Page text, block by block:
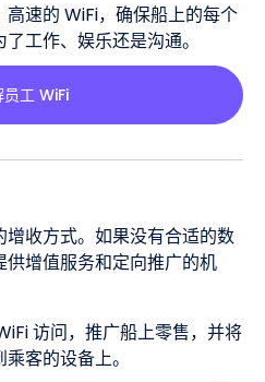
速的 WiFi，确保船上的每个
工作、娱乐还是沟通。
员工 WiFi
收方式。如果没有合适的数
增值服务和定向推广的机
访问，推广船上零售，并将
客的设备上。